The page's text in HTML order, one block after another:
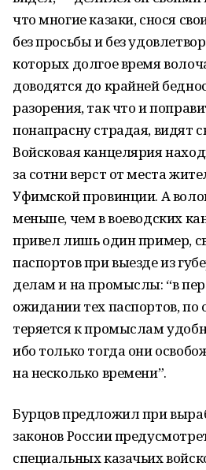
что многие казаки, снося
без просьбы и без
которых долгое время
доводятся до крайней
разорения, так что и
пона­прасну страдая, видят
Войсковая канцелярия
за сотни верст от места
Уфимской провинции. А
меньше, чем в воеводских
привел лишь один пример,
паспортов при выезде из
делам и на промыслы: “в
ожидании тех паспортов, по
теряется к промыс­лам
ибо только тогда они
на несколько времени”.
Бурцов предложил при
законов России
специальных казачьих